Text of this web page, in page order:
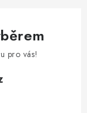
pro vás!